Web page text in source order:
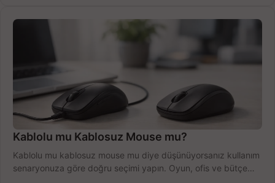
Kablolu mu Kablosuz Mouse mu?
Kablolu mu kablosuz mouse mu diye düşünüyorsanız kullanım
senaryonuza göre doğru seçimi yapın. Oyun, ofis ve bütçe